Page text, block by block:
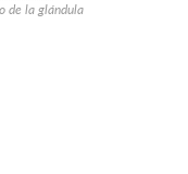
de la glándula